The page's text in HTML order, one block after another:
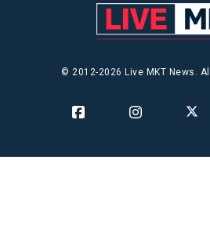
© 2012-2026 Live MKT News.